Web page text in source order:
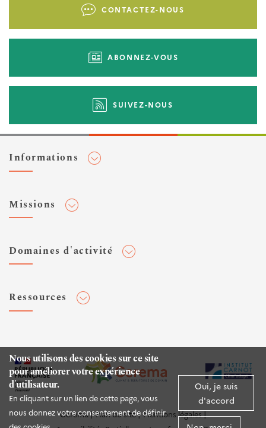
Nous utilisons des cookies sur ce site
pour améliorer votre expérience
d'utilisateur.
En cliquant sur un lien de cette page, vous
nous donnez votre consentement de définir
Oui, je suis
d'accord
CONTACTEZ-NOUS
ABONNEZ-VOUS
SUIVEZ-NOUS
Informations
Flux RSS
Veilles et newsletters
Expertises Territoires
Espace presse
Missions
Normalisation
Domaines d'activité
Infrastructures de transport
Environnement et risques
Mer et littoral
Ressources
Rapports d'étude
Publications HAL
Documentation routière (DTRF)
Logiciels & appsCerema Plan du site
Mentions légales